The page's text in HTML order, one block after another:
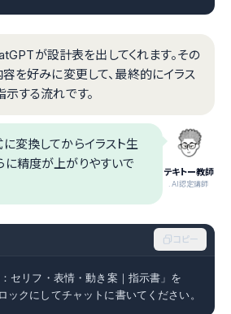
が設計表を出してくれます。その
容を好みに変更して、最終的にイラス
示する流れです。
テキトー教師
.AI認定講師
変換してからイラスト生
に精度が上がりやすいで
コピー
セリフ・表情・動き案｜指示書」を
ックにしてチャットに書いてください。